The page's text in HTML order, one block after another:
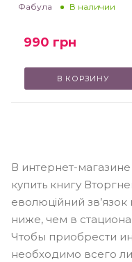
Фабула
В наличии
990 грн
В КОРЗИНУ
В интернет-
купить книгу
еволюційний
ниже, чем в
Чтобы приобрести
необходимо всего